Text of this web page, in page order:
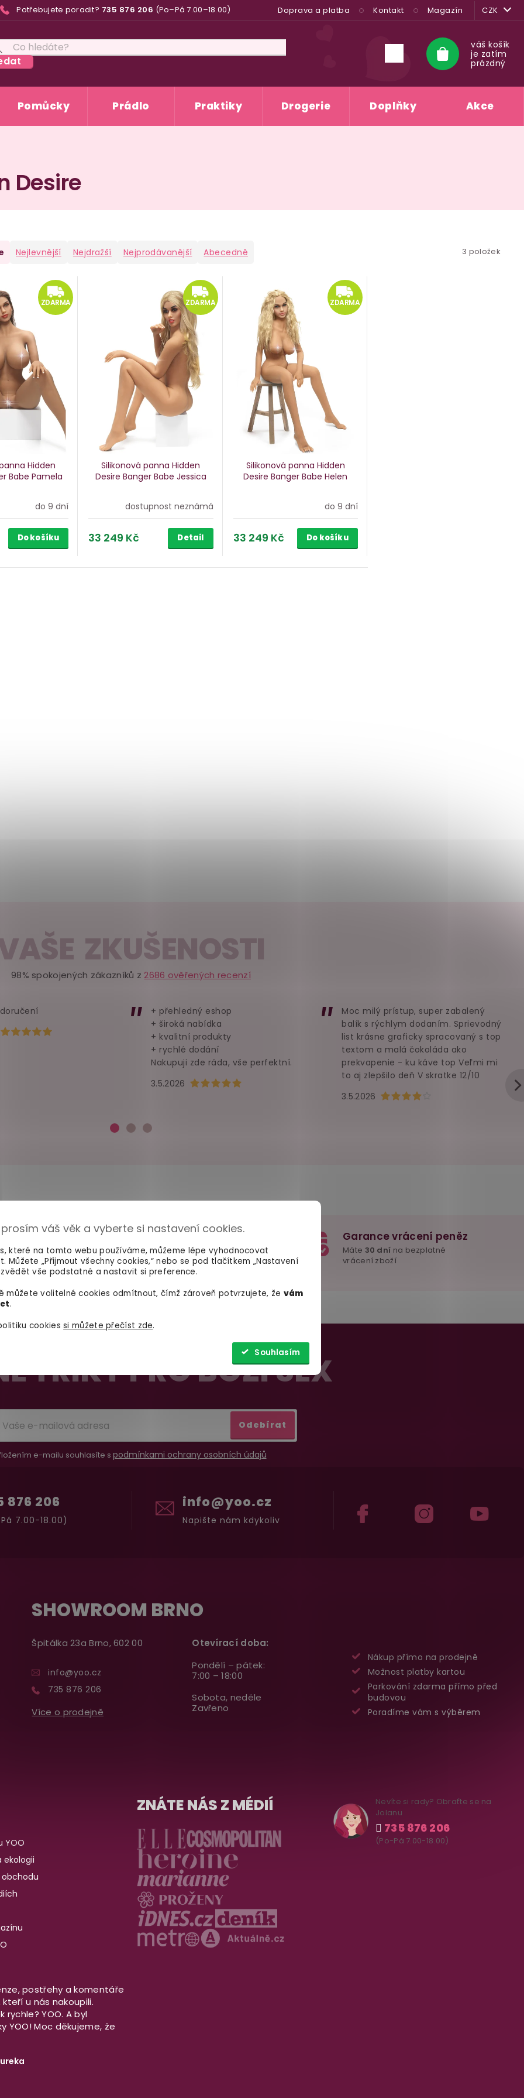
váš věk a vyberte si nastavení cookies.
které na tomto webu používáme, můžeme lépe vyhodnocovat
Můžete „Přijmout všechny cookies,“ nebo se pod tlačítkem „Nastavení
vše podstatné a nastavit si preference.
můžete volitelné cookies odmítnout, čímž zároveň potvrzujete, že vám
.
cookiessi můžete přečíst zde.
Souhlasím
Potřebujete poradit? 735 876 206 (Po–Pá 7.00–18.00) Doprava a platba Kontakt Magazín CZK
Nákupní
košík
váš košík
je zatím
prázdný
Pomůcky Prádlo Praktiky Drogerie Doplňky Akce
Desire
Nejlevnější Nejdražší Nejprodávanější Abecedně 3 položek
ZDARMA
ZDARMA
Hidden
Babe Pamela
do 9 dní
Do košíku
ZDARMA
ZDARMA
Silikonová panna Hidden
Desire Banger Babe Jessica
dostupnost neznámá
33 249 Kč Detail
ZDARMA
ZDARMA
Silikonová panna Hidden
Desire Banger Babe Helen
do 9 dní
33 249 Kč Do košíku
ZKUŠENOSTI
98% spokojených zákazníků z2686 ověřených recenzí
Hodnocení obchodu je 5 z 5 hvězdiček.
Hodnocení obchodu je 5 z 5 hvězdiček.
3.5.2026
+ přehledný eshop
+ široká nabídka
+ kvalitní produkty
+ rychlé dodání
Nakupuji zde ráda, vše perfektní.
Hodnocení obchodu je 4 z 5
3.5.2026
Moc milý prístup, super zabalený
balík s rýchlym dodaním. Sprievodný
list krásne graficky spracovaný s top
textom a malá čokoláda ako
prekvapenie - ku káve top Veľmi mi
to aj zlepšilo deň V skratke 12/10
100% diskrétní balení
Nikdo nepozná, co jste si
objednali. Mrkněte,jak vypadá
balíček.
Dodání do 2. dne
Na rychlosti záleží! Vše důležité
máme skladem a okamžitě
odesíláme.
Garance vrácení peněz
Máte 30 dní na bezplatné
vrácení zboží
TRIKY PRO BOŽÍ SEX
e-mailu souhlasíte s podmínkami ochrany osobních údajů
Odebírat
info@yoo.cz
Napište nám kdykoliv
876 206
7.00-18.00)
SHOWROOM BRNO
Špitálka 23a Brno, 602 00
info@yoo.cz
735 876 206
Více o prodejně
Otevírací doba:
Pondělí – pátek:
7:00 – 18:00
Sobota, neděle
Zavřeno
Nákup přímo na prodejně
Možnost platby kartou
Parkování zdarma přímo před
budovou
Poradíme vám s výběrem
YOO
ekologii
ZNÁTE NÁS Z MÉDIÍ
Nevíte si rady? Obraťte se na
Jolanu
735 876 206
(Po-Pá 7.00-18.00)
postřehy a komentáře
u nás nakoupili.
rychle? YOO. A byl
YOO! Moc děkujeme, že